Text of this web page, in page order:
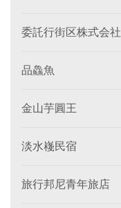
委託行街区株式会社
品鱻魚
金山芋圓王
淡水嶘民宿
旅行邦尼青年旅店